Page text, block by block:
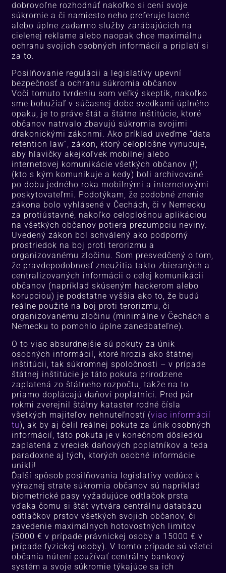
dobrovoľne rozhodnúť nakoľko si cení svoje
súkromie a či namiesto neho preferuje lacné
alebo úplne zadarmo služby zarábajúcich na
cielenej reklame alebo naopak chce maximálnu
ochranu svojich osobných informácií a priplatí si
za to.
Posilňovanie regulácii a legislatívy upevní
bezpečnosť a ochranu súkromia občanov
Voči tomuto tvrdeniu som veľký skeptik, nakoľko
sme bohužiaľ v súčasnej dobe svedkami úplného
opaku, je to práve štát a štátne inštitúcie, ktoré
občanov natrvalo zbavujú súkromia svojimi
drakonickými zákonmi. Ako príklad uveďme “data
retention law”, zákon, ktorý celoplošne vynucuje,
aby hlavičky akejkoľvek mobilnej alebo
internetovej komunikácie všetkých občanov (!)
(kto s kým komunikuje a kedy) boli archivované
po dobu jedného roka mobilnými a internetovými
poskytovateľmi. Podotýkam, že podobné znenie
zákona bolo vyhlásené v Čechách, či v Nemecku
za protiústavné, nakoľko celoplošnou aplikáciou
na všetkých občanov potiera prezumpciu neviny.
Uvedený zákon bol schválený ako podporný
prostriedok na boj proti terorizmu a
organizovanému zločinu. Som presvedčený o tom,
že pravdepodobnosť zneužitia takto zbieraných a
centralizovaných informácii o celej komunikácii
občanov (napríklad skúseným hackerom alebo
korupciou) je podstatne vyššia ako to, že budú
reálne použité na boj proti terorizmu, či
organizovanému zločinu (minimálne v Čechách a
Nemecku to pomohlo úplne zanedbateľne).
O to viac absurdnejšie sú pokuty za únik
osobných informácií, ktoré hrozia ako štátnej
inštitúcii, tak súkromnej spoločnosti – v prípade
štátnej inštitúcie je táto pokuta prirodzene
zaplatená zo štátneho rozpočtu, takže na to
priamo doplácajú daňoví poplatníci. Pred pár
rokmi zverejnil štátny kataster rodné čísla
všetkých majiteľov nehnuteľností (viac informácií
tu), ak by aj čelil reálnej pokute za únik osobných
informácií, táto pokuta je v konečnom dôsledku
zaplatená z vreciek daňových poplatníkov a teda
paradoxne aj tých, ktorých osobné informácie
unikli!
Ďalší spôsob posilňovania legislatívy vedúce k
výraznej strate súkromia občanov sú napríklad
biometrické pasy vyžadujúce odtlačok prsta
vďaka čomu si štát vytvára centrálnu databázu
odtlačkov prstov všetkých svojich občanov, či
zavedenie maximálnych hotovostných limitov
(5000 € v prípade právnickej osoby a 15000 € v
prípade fyzickej osoby). V tomto prípade sú všetci
občania nútení používať centrálny bankový
systém a svoje súkromie týkajúce sa ich